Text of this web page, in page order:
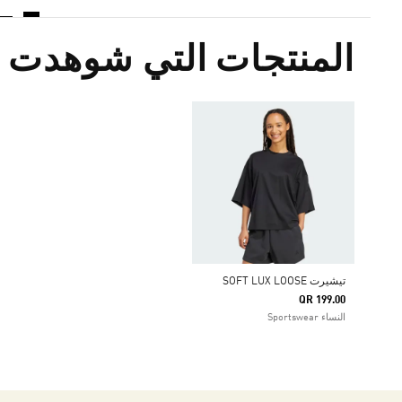
المنتجات التي شوهدت
تيشيرت SOFT LUX LOOSE
QR 199.00
النساء Sportswear